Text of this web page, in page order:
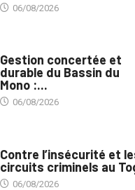
06/08/2026
Gestion concertée et
durable du Bassin du
Mono :...
06/08/2026
Contre l’insécurité et
circuits criminels au
06/08/2026